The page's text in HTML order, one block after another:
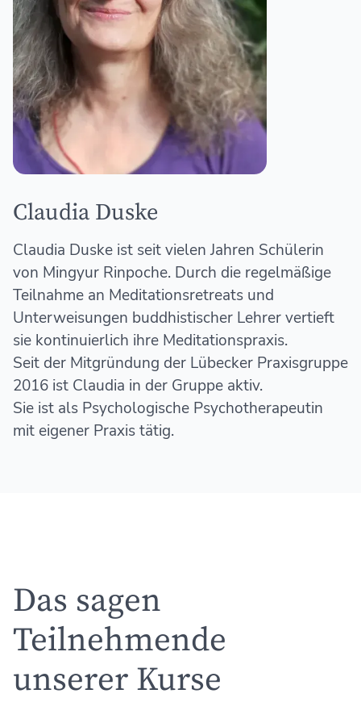
Claudia Duske
Claudia Duske ist seit vielen Jahren Schülerin
von Mingyur Rinpoche. Durch die regelmäßige
Teilnahme an Meditationsretreats und
Unterweisungen buddhistischer Lehrer vertieft
sie kontinuierlich ihre Meditationspraxis.
Seit der Mitgründung der Lübecker Praxisgruppe
2016 ist Claudia in der Gruppe aktiv.
Sie ist als Psychologische Psychotherapeutin
mit eigener Praxis tätig.
Das sagen
Teilnehmende
unserer Kurse